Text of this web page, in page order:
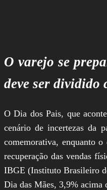
O varejo se
deve ser dividido
O Dia dos Pais, que
cenário de incertezas da
comemorativa, enquanto
recuperação das vendas
IBGE (Instituto Brasileiro
Dia das Mães, 3,9% acima